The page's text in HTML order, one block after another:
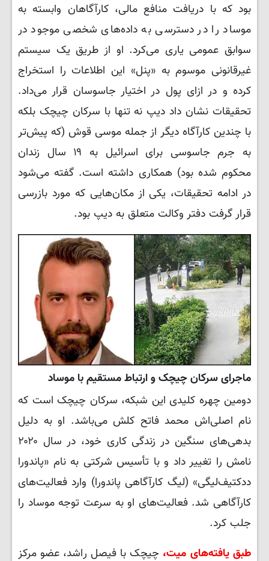
بود که با دریافت منافع مالی، کارآگاهان وابسته به
موساد را در دسترسی به داده‌های شخصی موجود در
سوابق عمومی یاری می‌کرد. او از طریق یک سیستم
غیرقانونی موسوم به «پنل» این اطلاعات را استخراج
کرده و در ازای پول در اختیار جاسوسان قرار می‌داد.
تحقیقات نشان داد دیپ نه تنها با سرکان چیچک بلکه
با چندین کارآگاه دیگر از جمله موسی قوش (که پیش‌تر
به جرم جاسوسی برای اسرائیل به ۱۹ سال زندان
محکوم شده بود) همکاری داشته است. گفته می‌شود
در ادامه تحقیقات، یکی از مکان‌هایی که مورد بازرسی
قرار گرفت دفتر وکالت متعلق به دیپ بود.
ماجرای سرکان چیچک و ارتباط مستقیم با موساد
دومین چهره کلیدی این شبکه، سرکان چیچک است که
نام اصلی‌اش محمد فاتح کلش می‌باشد. او به دلیل
بدهی‌های سنگین در زندگی کاری خود، در سال ۲۰۲۰
نامش را تغییر داد و با تأسیس شرکتی به نام «پاندورا
ددکتیف‌لیگی» (لیگ کارآگاهی پاندورا) وارد فعالیت‌های
کارآگاهی شد. فعالیت‌های او به سرعت توجه موساد را
جلب کرد.
طبق یافته‌های میت، چیچک با فیصل راشد، عضو مرکز